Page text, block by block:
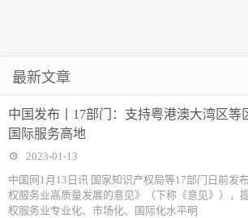
最新文章
中国发布丨17部门：支持粤港澳大湾区等
国际服务高地
2023-01-13
中国网1月13日讯 国家知识产权局等17部门日前发
权服务业高质量发展的意见》（下称《意见》），
权服务业专业化、市场化、国际化水平明